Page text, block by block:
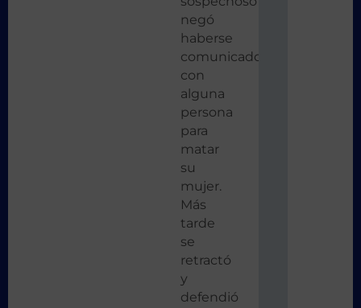
negó
haberse
comunicado
con
alguna
persona
para
matar
su
mujer.
Más
tarde
se
retractó
y
defendió